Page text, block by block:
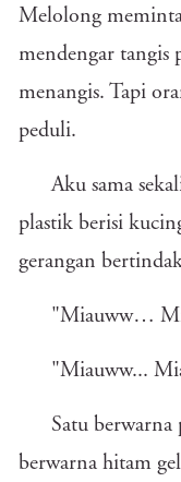
Melolong
mendengar tangis
menangis. Tapi
peduli.
Aku sama
plastik berisi
gerangan
"Miauww…
"Miauww...
Satu
berwarna hitam